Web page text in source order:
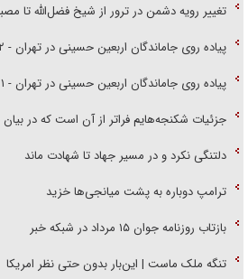
تغییر رویه دشمن در ترور از شیخ فضل‌الله تا
پیاده روی جاماندگان اربعین حسینی در تهران - ۲
پیاده روی جاماندگان اربعین حسینی در تهران - ۱
جزئیات شکنجه‌هایم فراتر از آن است که در
دلتنگی نکرد و در مسیر جهاد تا شهادت ماند
ترامپ دوباره به پشت میانجی‌ها خزید
بازتاب روزنامه جوان ۱۵ مرداد در شبکه خبر
تنگه ملک ماست | این‌بار بدون حتی نظر امریکا